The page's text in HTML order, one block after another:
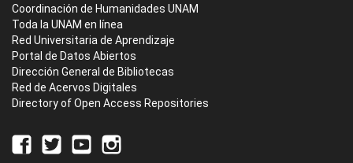
Coordinación de Humanidades UNAM
Toda la UNAM en línea
Red Universitaria de Aprendizaje
Portal de Datos Abiertos
Dirección General de Bibliotecas
Red de Acervos Digitales
Directory of Open Access Repositories